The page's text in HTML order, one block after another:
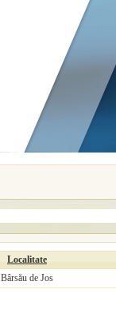
Localitate
Bârsău de Jos